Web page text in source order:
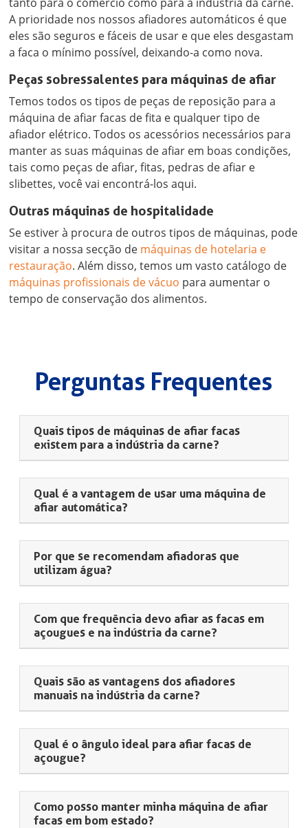
A prioridade nos nossos afiadores automáticos é que
eles são seguros e fáceis de usar e que eles desgastam
a faca o mínimo possível, deixando-a como nova.
Peças sobressalentes para máquinas de afiar
Temos todos os tipos de peças de reposição para a
máquina de afiar facas de fita e qualquer tipo de
afiador elétrico. Todos os acessórios necessários para
manter as suas máquinas de afiar em boas condições,
tais como peças de afiar, fitas, pedras de afiar e
slibettes, você vai encontrá-los aqui.
Outras máquinas de hospitalidade
Se estiver à procura de outros tipos de máquinas, pode
visitar a nossa secção de máquinas de hotelaria e
restauração. Além disso, temos um vasto catálogo de
máquinas profissionais de vácuo para aumentar o
tempo de conservação dos alimentos.
Perguntas Frequentes
Quais tipos de máquinas de afiar facas
existem para a indústria da carne?
Qual é a vantagem de usar uma máquina de
afiar automática?
Por que se recomendam afiadoras que
utilizam água?
Com que frequência devo afiar as facas em
açougues e na indústria da carne?
Quais são as vantagens dos afiadores
manuais na indústria da carne?
Qual é o ângulo ideal para afiar facas de
açougue?
Como posso manter minha máquina de afiar
facas em bom estado?